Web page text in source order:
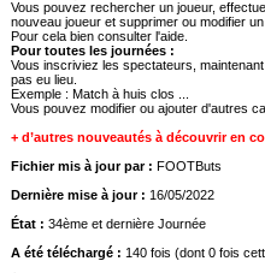
Vous pouvez rechercher un joueur,
nouveau joueur et supprimer ou modifier
Pour cela bien consulter l'aide.
Pour toutes les journées :
Vous inscriviez les spectateurs,
pas eu lieu.
Exemple : Match à huis clos ...
Vous pouvez modifier ou ajouter d'autres
+ d’autres nouveautés à découvrir en
Fichier mis à jour par : FOOTButs
Dernière mise à jour : 16/05/2022
État : 34ème et dernière Journée
A été téléchargé : 140 fois (dont 0 fois